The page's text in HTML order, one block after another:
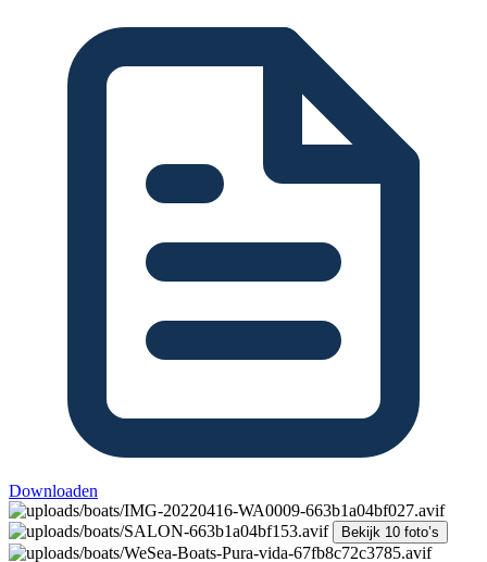
Downloaden
Bekijk 10 foto’s